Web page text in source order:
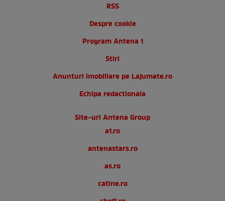
RSS
Despre cookie
Program Antena 1
Stiri
Anunturi imobiliare pe Lajumate.ro
Echipa redactionala
Site-uri Antena Group
a1.ro
antenastars.ro
as.ro
catine.ro